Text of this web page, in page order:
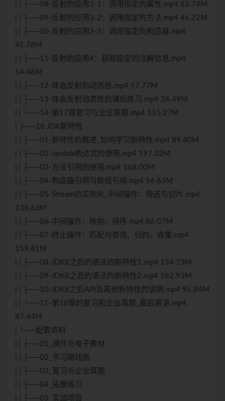
| | ├──08-反射的应用3-1：调用指定的属性.mp4 63.74M
| | ├──09-反射的应用3-2：调用指定的方法.mp4 46.22M
| | ├──10-反射的应用3-3：调用指定的构造器.mp4
41.78M
| | ├──11-反射的应用4：获取指定的注解信息.mp4
54.48M
| | ├──12-体会反射的动态性.mp4 57.77M
| | ├──13-体会反射动态性的课后练习.mp4 36.49M
| | └──14-第17章复习与企业真题.mp4 155.27M
| ├──18 JDK新特性
| | ├──01-新特性的概述_如何学习新特性.mp4 89.40M
| | ├──02-lambda表达式的使用.mp4 197.02M
| | ├──03-方法引用的使用.mp4 168.00M
| | ├──04-构造器引用与数组引用.mp4 56.63M
| | ├──05-Stream的实例化_中间操作：筛选与切片.mp4
136.63M
| | ├──06-中间操作：映射、排序.mp4 86.07M
| | ├──07-终止操作：匹配与查找、归约、收集.mp4
159.81M
| | ├──08-JDK8之后的语法的新特性1.mp4 134.73M
| | ├──09-JDK8之后的语法的新特性2.mp4 182.93M
| | ├──10-JDK8之后API及其他新特性的说明.mp4 95.84M
| | └──11-第18章的复习和企业真题_最后寄语.mp4
87.44M
| └──配套资料
| | ├──01_课件与电子教材
| | ├──02_学习路线图
| | ├──03_复习与企业真题
| | ├──04_拓展练习
| | ├──05_实战项目